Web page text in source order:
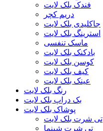
فندک بلک لایت
دریم کچر
جاکلیدی بلک لایت
استرینگ بلک لایت
ماسک تنفسی
بادکنک بلک لایت
کوسن بلک لایت
کیف بلک لایت
عینک بلک لایت
رنگ بلک لایت
بک دراپ بلک لایت
پوشاک بلک لایت
تی شرت بلک لایت
تی شرت شبنما